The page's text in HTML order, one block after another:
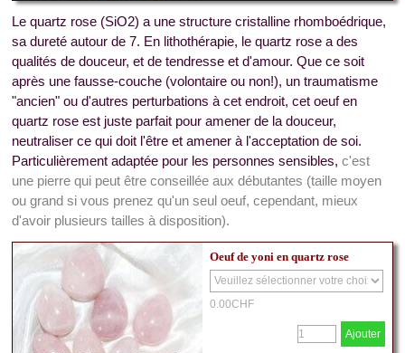
Le quartz rose (SiO2) a une structure cristalline rhomboédrique,
sa dureté autour de 7. En lithothérapie, le quartz rose a des
qualités de douceur, et de tendresse et d'amour. Que ce soit
après une fausse-couche (volontaire ou non!), un traumatisme
"ancien" ou d'autres perturbations à cet endroit, cet oeuf en
quartz rose est juste parfait pour amener de la douceur,
neutraliser ce qui doit l'être et amener à l'acceptation de soi.
Particulièrement adaptée pour les personnes sensibles, c'est
une pierre qui peut être conseillée aux débutantes (taille moyen
ou grand si vous prenez qu'un seul oeuf, cependant, mieux
d'avoir plusieurs tailles à disposition).
Oeuf de yoni en quartz rose
0.00CHF
Ajouter